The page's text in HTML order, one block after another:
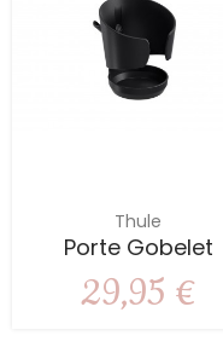
Thule
Porte Gobelet
29,95 €